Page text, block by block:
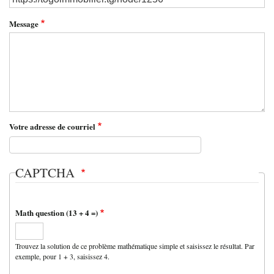
Message
Votre adresse de courriel
CAPTCHA
Math question (13 + 4 =)
Trouvez la solution de ce problème mathématique simple et saisissez le résultat. Par
exemple, pour 1 + 3, saisissez 4.